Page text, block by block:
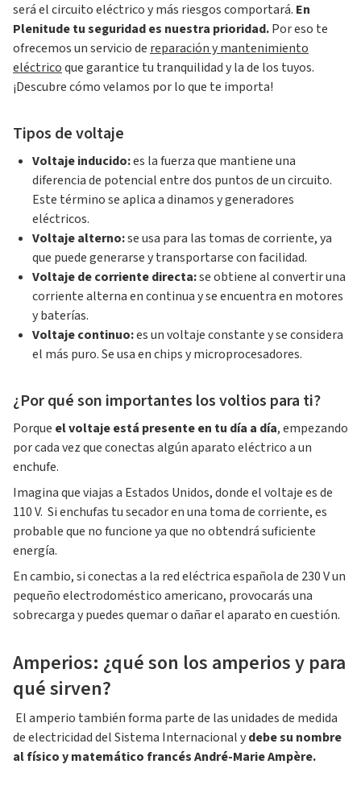
será el circuito eléctrico y más riesgos comportará. En
Plenitude tu seguridad es nuestra prioridad.Por eso te
ofrecemos un servicio de reparación y mantenimiento
eléctricoque garantice tu tranquilidad y la de los tuyos.
¡Descubre cómo velamos por lo que te importa!
Tipos de voltaje
Voltaje inducido:es la fuerza que mantiene una
diferencia de potencial entre dos puntos de un circuito.
Este término se aplica a dinamos y generadores
eléctricos.
Voltaje alterno:se usa para las tomas de corriente, ya
que puede generarse y transportarse con facilidad.
Voltaje de corriente directa:se obtiene al convertir una
corriente alterna en continua y se encuentra en motores
y baterías.
Voltaje continuo:es un voltaje constante y se considera
el más puro. Se usa en chips y microprocesadores.
¿Por qué son importantes los voltios para ti?
Porque el voltaje está presente en tu día a día, empezando
por cada vez que conectas algún aparato eléctrico a un
enchufe.
Imagina que viajas a Estados Unidos, donde el voltaje es de
110 V. Si enchufas tu secador en una toma de corriente, es
probable que no funcione ya que no obtendrá suficiente
energía.
En cambio, si conectas a la red eléctrica española de 230 V un
pequeño electrodoméstico americano, provocarás una
sobrecarga y puedes quemar o dañar el aparato en cuestión.
Amperios: ¿qué son los amperios y para
qué sirven?
El amperio también forma parte de las unidades de medida
de electricidad del Sistema Internacional ydebe su nombre
al físico y matemático francés André-Marie Ampère.